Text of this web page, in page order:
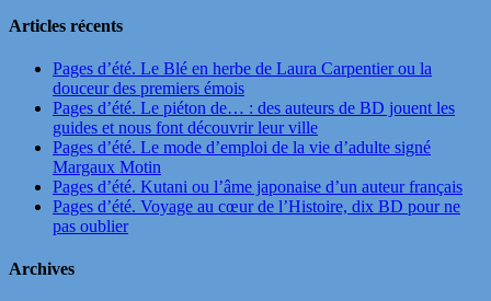
Articles récents
Pages d’été. Le Blé en herbe de Laura Carpentier ou la
douceur des premiers émois
Pages d’été. Le piéton de… : des auteurs de BD jouent les
guides et nous font découvrir leur ville
Pages d’été. Le mode d’emploi de la vie d’adulte signé
Margaux Motin
Pages d’été. Kutani ou l’âme japonaise d’un auteur français
Pages d’été. Voyage au cœur de l’Histoire, dix BD pour ne
pas oublier
Archives